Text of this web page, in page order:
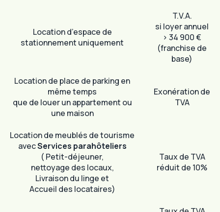
Location d’espace de
stationnement uniquement
T.V.A.
si loyer annuel
> 34 900 €
(franchise de
base)
Location de place de parking en
même temps
que de louer un appartement ou
une maison
Exonération de
TVA
Location de meublés de tourisme
avecServices parahôteliers
( Petit-déjeuner,
nettoyage des locaux,
Livraison du linge et
Accueil des locataires)
Taux de TVA
réduit de 10%